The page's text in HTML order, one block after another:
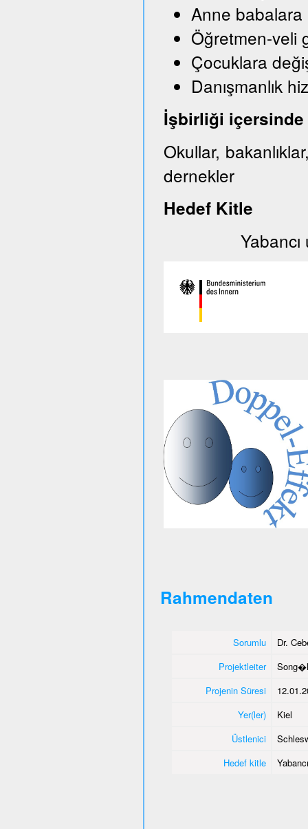
Anne babalara
Öğretmen-veli
Çocuklara
Danışmanlık
İşbirliği
Okullar,
dernekler
Hedef Kitle
Yabancı
Rahmendaten
Sorumlu
Dr.
Projektleiter
Projenin Süresi
Yer(ler)
Kiel
Üstlenici
Hedef kitle